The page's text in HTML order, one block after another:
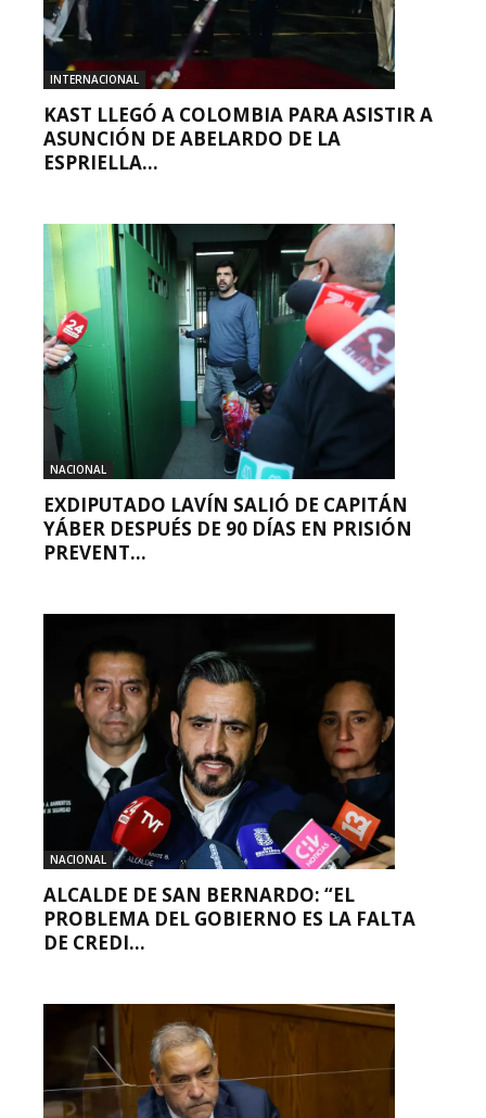
INTERNACIONAL
KAST LLEGÓ A COLOMBIA PARA ASISTIR A
ASUNCIÓN DE ABELARDO DE LA
ESPRIELLA...
NACIONAL
EXDIPUTADO LAVÍN SALIÓ DE CAPITÁN
YÁBER DESPUÉS DE 90 DÍAS EN PRISIÓN
PREVENT...
NACIONAL
ALCALDE DE SAN BERNARDO: “EL
PROBLEMA DEL GOBIERNO ES LA FALTA
DE CREDI...